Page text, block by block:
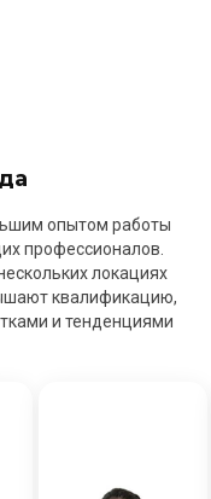
опытом работы
профессионалов.
локациях
квалификацию,
и тенденциями